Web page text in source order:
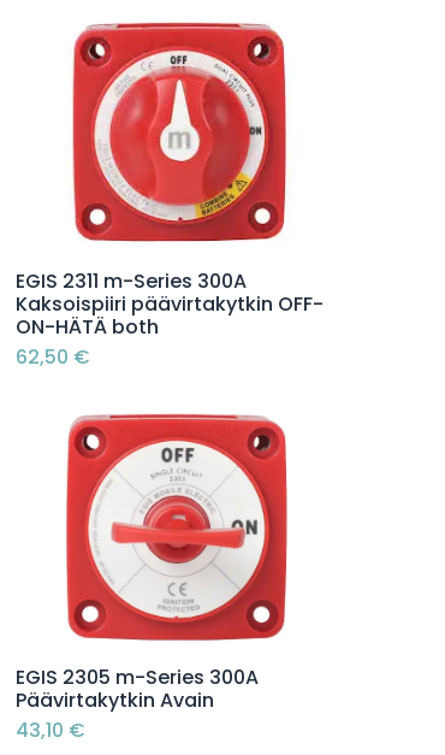
Lisää ostoskoriin
EGIS 2311 m-Series 300A
Kaksoispiiri päävirtakytkin OFF-
ON-HÄTÄ both
62,50 €
Lisää ostoskoriin
EGIS 2305 m-Series 300A
Päävirtakytkin Avain
43,10 €